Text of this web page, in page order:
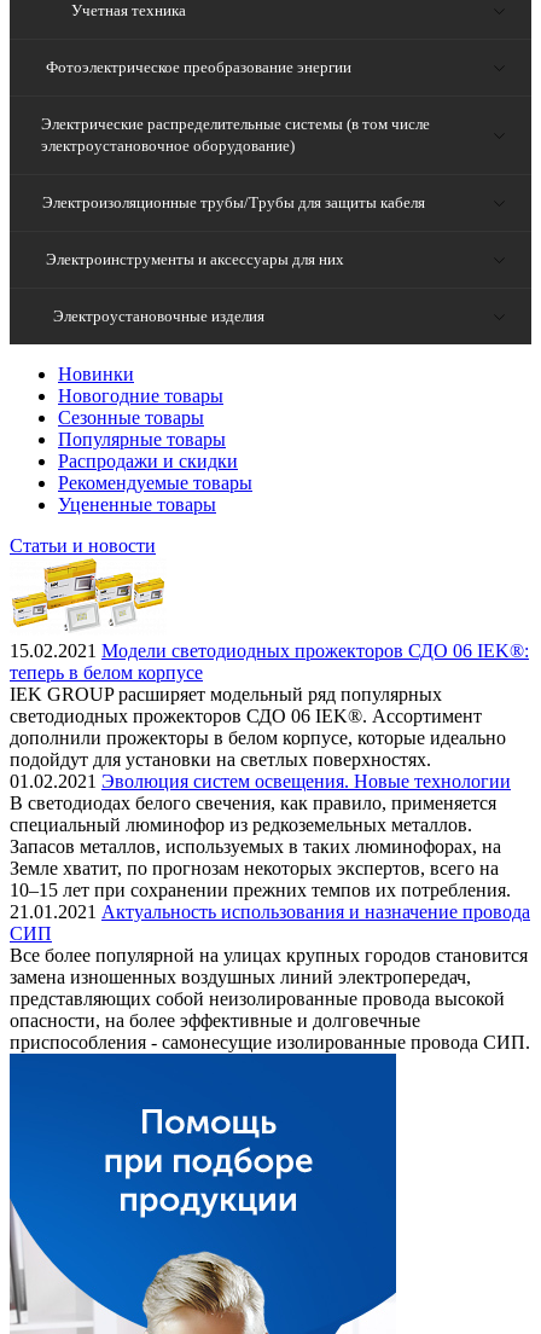
Учетная техника
Фотоэлектрическое преобразование энергии
Электрические распределительные системы (в том числе
электроустановочное оборудование)
Электроизоляционные трубы/Трубы для защиты кабеля
Электроинструменты и аксессуары для них
Электроустановочные изделия
Новинки
Новогодние товары
Сезонные товары
Популярные товары
Распродажи и скидки
Рекомендуемые товары
Уцененные товары
Статьи и новости
15.02.2021 Модели светодиодных прожекторов СДО 06 IEK®:
теперь в белом корпусе
IEK GROUP расширяет модельный ряд популярных
светодиодных прожекторов СДО 06 IEK®. Ассортимент
дополнили прожекторы в белом корпусе, которые идеально
подойдут для установки на светлых поверхностях.
01.02.2021 Эволюция систем освещения. Новые технологии
В светодиодах белого свечения, как правило, применяется
специальный люминофор из редкоземельных металлов.
Запасов металлов, используемых в таких люминофорах, на
Земле хватит, по прогнозам некоторых экспертов, всего на
10–15 лет при сохранении прежних темпов их потребления.
21.01.2021 Актуальность использования и назначение провода
СИП
Все более популярной на улицах крупных городов становится
замена изношенных воздушных линий электропередач,
представляющих собой неизолированные провода высокой
опасности, на более эффективные и долговечные
приспособления - самонесущие изолированные провода СИП.